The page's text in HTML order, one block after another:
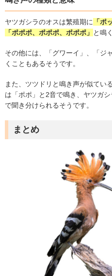
ヤツガシラのオスは繁殖期に 「ポ
「ポポポ、ポポポ、ポポポ」 と鳴
その他には、「グワーイ」、「ジ
くこともあるそうです。
また、ツツドリと鳴き声が似てい
は「ポポ」と2音で鳴き、ヤツガ
で聞き分けられるそうです。
まとめ